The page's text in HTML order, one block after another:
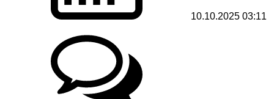
10.10.2025 03:11